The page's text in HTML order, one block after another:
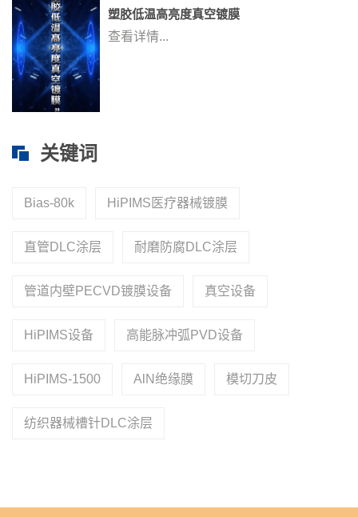
塑胶低温高亮度真空镀膜
查看详情...
关键词
Bias-80k HiPIMS医疗器械镀膜
直管DLC涂层 耐磨防腐DLC涂层
管道内壁PECVD镀膜设备 真空设备
HiPIMS设备 高能脉冲弧PVD设备
HiPIMS-1500 AlN绝缘膜 模切刀皮
纺织器械槽针DLC涂层